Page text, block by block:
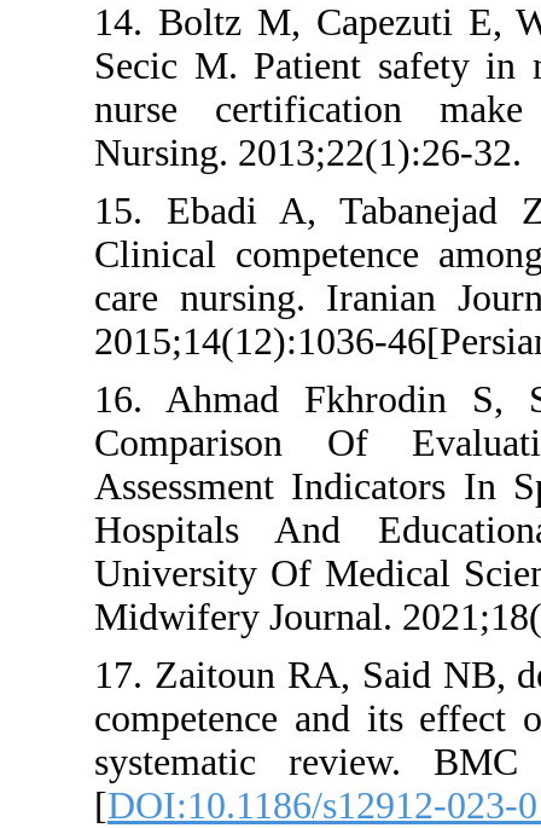
14. Boltz M,
Secic M.
nurse
Nursing.
15. Ebadi A,
Clinical
care nursing.
16. Ahmad
Comparison
Assessment
Hospitals
University Of
Midwifery
17. Zaitoun RA,
competence
systematic
[DOI:10.1186/